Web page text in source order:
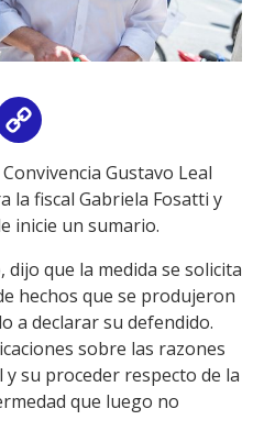
Link
Gustavo Leal
la fiscal Gabriela Fosatti y
inicie un sumario.
dijo que la medida se solicita
hechos que se produjeron
a declarar su defendido.
sobre las razones
su proceder respecto de la
que luego no